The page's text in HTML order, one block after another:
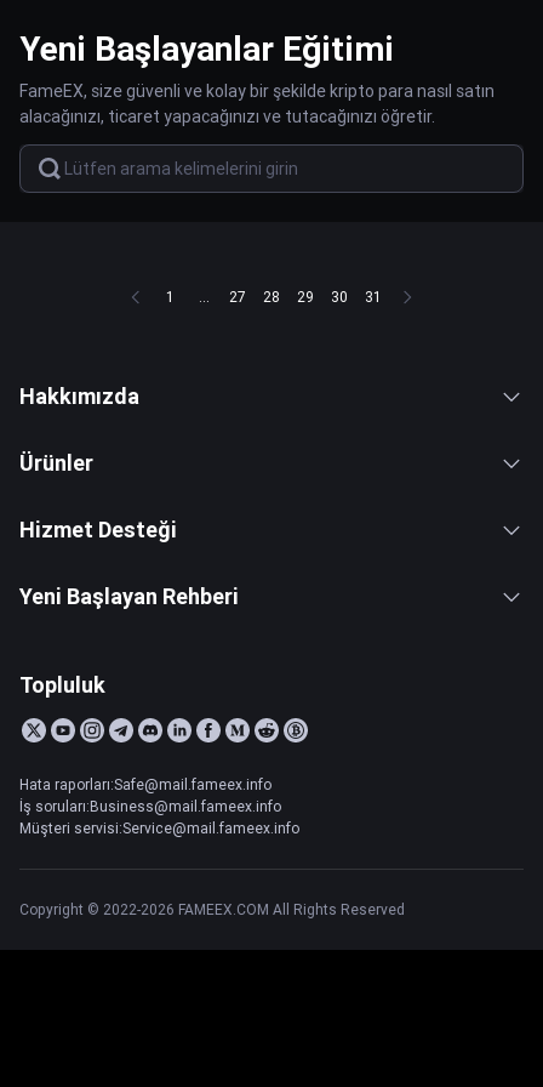
Yeni Başlayanlar Eğitimi
FameEX, size güvenli ve kolay bir şekilde kripto para nasıl satın
alacağınızı, ticaret yapacağınızı ve tutacağınızı öğretir.
1 ... 27 28 29 30 31
Hakkımızda
Ürünler
Hizmet Desteği
Yeni Başlayan Rehberi
Topluluk
Hata raporları:Safe@mail.fameex.info
İş soruları:Business@mail.fameex.info
Müşteri servisi:Service@mail.fameex.info
Copyright © 2022-2026 FAMEEX.COM All Rights Reserved